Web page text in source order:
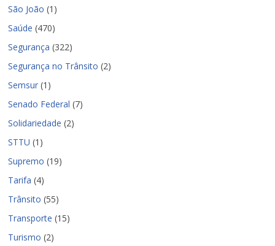
São João (1)
Saúde (470)
Segurança (322)
Segurança no Trânsito (2)
Semsur (1)
Senado Federal (7)
Solidariedade (2)
STTU (1)
Supremo (19)
Tarifa (4)
Trânsito (55)
Transporte (15)
Turismo (2)